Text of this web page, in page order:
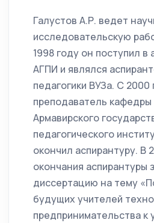
Галустов А.Р. ведет
исследовательскую
1998 году он поступил в
АГПИ и являлся
педагогики ВУЗа. С 2000
преподаватель кафедры
Армавирского
педагогического
окончил аспирантуру. В
окончания аспирантуры
диссертацию на тему
будущих учителей
предпринимательства к